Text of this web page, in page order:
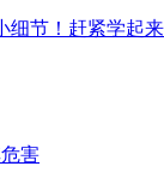
细节！赶紧学起
害